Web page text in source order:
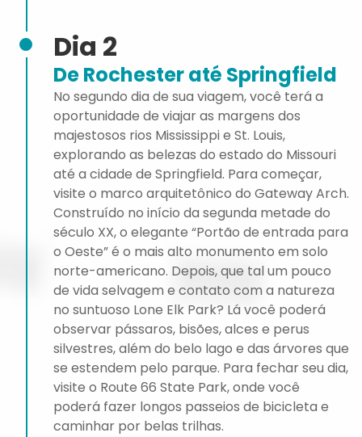
Dia 2
De Rochester até Springfield
No segundo dia de sua viagem, você terá a
oportunidade de viajar as margens dos
majestosos rios Mississippi e St. Louis,
explorando as belezas do estado do Missouri
até a cidade de Springfield. Para começar,
visite o marco arquitetônico do Gateway Arch.
Construído no início da segunda metade do
século XX, o elegante “Portão de entrada para
o Oeste” é o mais alto monumento em solo
norte-americano. Depois, que tal um pouco
de vida selvagem e contato com a natureza
no suntuoso Lone Elk Park? Lá você poderá
observar pássaros, bisões, alces e perus
silvestres, além do belo lago e das árvores que
se estendem pelo parque. Para fechar seu dia,
visite o Route 66 State Park, onde você
poderá fazer longos passeios de bicicleta e
caminhar por belas trilhas.